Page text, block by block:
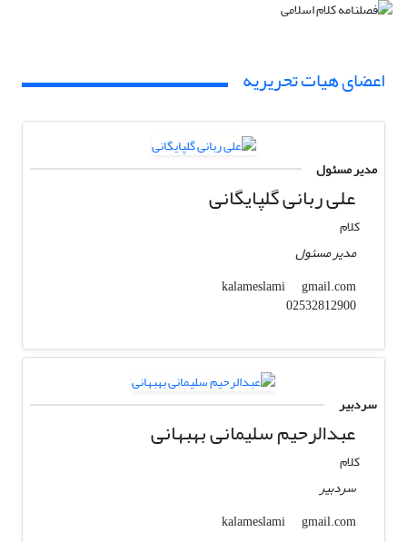
اعضای هیات تحریریه
مدیر مسئول
علی ربانی گلپایگانی
کلام
مدیر مسئول
kalameslami
gmail.com
02532812900
سردبیر
عبدالرحیم سلیمانی بهبهانی
کلام
سردبیر
kalameslami
gmail.com